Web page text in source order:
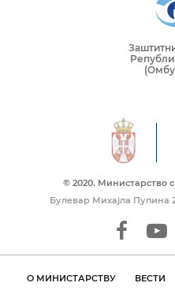
© 2020. Mинистарство
Булевар Михајла Пупина
О МИНИСТАРСТВУ ВЕСТИ